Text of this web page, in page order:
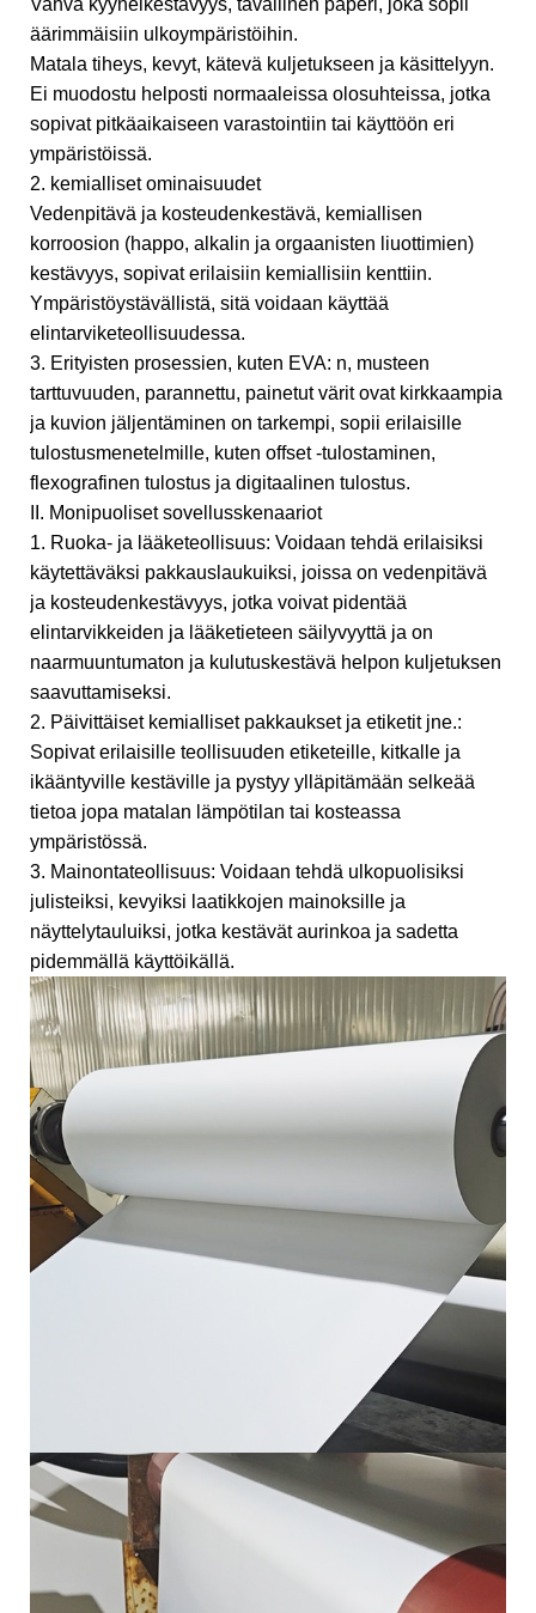
äärimmäisiin ulkoympäristöihin.
Matala tiheys, kevyt, kätevä kuljetukseen ja käsittelyyn.
Ei muodostu helposti normaaleissa olosuhteissa, jotka
sopivat pitkäaikaiseen varastointiin tai käyttöön eri
ympäristöissä.
2. kemialliset ominaisuudet
Vedenpitävä ja kosteudenkestävä, kemiallisen
korroosion (happo, alkalin ja orgaanisten liuottimien)
kestävyys, sopivat erilaisiin kemiallisiin kenttiin.
Ympäristöystävällistä, sitä voidaan käyttää
elintarviketeollisuudessa.
3. Erityisten prosessien, kuten EVA: n, musteen
tarttuvuuden, parannettu, painetut värit ovat kirkkaampia
ja kuvion jäljentäminen on tarkempi, sopii erilaisille
tulostusmenetelmille, kuten offset -tulostaminen,
flexografinen tulostus ja digitaalinen tulostus.
II. Monipuoliset sovellusskenaariot
1. Ruoka- ja lääketeollisuus: Voidaan tehdä erilaisiksi
käytettäväksi pakkauslaukuiksi, joissa on vedenpitävä
ja kosteudenkestävyys, jotka voivat pidentää
elintarvikkeiden ja lääketieteen säilyvyyttä ja on
naarmuuntumaton ja kulutuskestävä helpon kuljetuksen
saavuttamiseksi.
2. Päivittäiset kemialliset pakkaukset ja etiketit jne.:
Sopivat erilaisille teollisuuden etiketeille, kitkalle ja
ikääntyville kestäville ja pystyy ylläpitämään selkeää
tietoa jopa matalan lämpötilan tai kosteassa
ympäristössä.
3. Mainontateollisuus: Voidaan tehdä ulkopuolisiksi
julisteiksi, kevyiksi laatikkojen mainoksille ja
näyttelytauluiksi, jotka kestävät aurinkoa ja sadetta
pidemmällä käyttöikällä.